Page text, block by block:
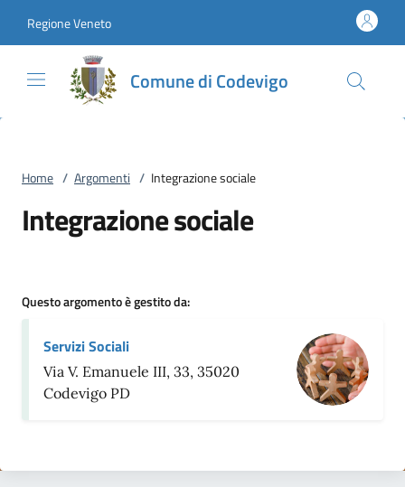
Regione Veneto
Comune di Codevigo
Home / Argomenti / Integrazione sociale
Integrazione sociale
Questo argomento è gestito da:
Servizi Sociali
Via V. Emanuele III, 33, 35020
Codevigo PD